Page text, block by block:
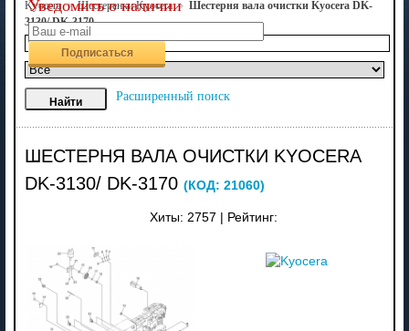
Kyocera
Шестеренки Kyocera
Шестерня вала очистки Kyocera DK-
3130/ DK-3170
Расширенный поиск
ШЕСТЕРНЯ ВАЛА ОЧИСТКИ KYOCERA
DK-3130/ DK-3170 (КОД: 21060)
Хиты: 2757 Рейтинг:
Уведомить о наличии
Подписаться